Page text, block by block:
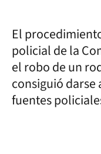
El
policial de la
el robo de un
consiguió darse
fuentes